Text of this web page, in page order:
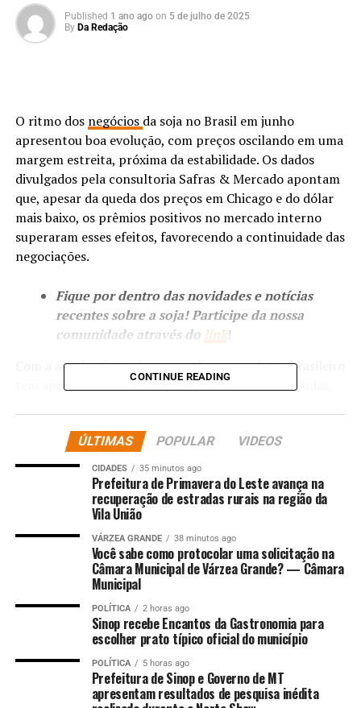
Published 1 ano ago on 5 de julho de 2025
By Da Redação
O ritmo dos negócios da soja no Brasil em junho
apresentou boa evolução, com preços oscilando em uma
margem estreita, próxima da estabilidade. Os dados
divulgados pela consultoria Safras & Mercado apontam
que, apesar da queda dos preços em Chicago e do dólar
mais baixo, os prêmios positivos no mercado interno
superaram esses efeitos, favorecendo a continuidade das
negociações.
Fique por dentro das novidades e notícias
recentes sobre a soja! Participe da nossa
comunidade através do link!
Com a ampla oferta da commodity, o produtor brasileiro
tem aproveitado o momento para avançar nas vendas,
Estados Unidos (USDA) confirmou uma redução na área
plantada naquele país, dentro das expectativas do
mercado e com impacto limitado nas cotações globais.
Conforme o relatório da consultoria, com dados até 4 de
julho, a comercialização da safra brasileira 2024/25 já
alcança 69,8% da produção projetada, avanço em
relação aos 64% registrados em 6 de junho. No mesmo
período do ano passado, o percentual era de 77,5%,
enquanto a média dos últimos cinco anos para o período
é de 82,1%. Considerando uma safra estimada em 172,45
milhões de toneladas, isso equivale a 120,43 milhões de
toneladas comercializadas até agora.
CONTINUE READING
ÚLTIMAS POPULAR VIDEOS
CIDADES 35 minutos ago
Prefeitura de Primavera do Leste avança na
recuperação de estradas rurais na região da
Vila União
VÁRZEA GRANDE 38 minutos ago
Você sabe como protocolar uma solicitação na
Câmara Municipal de Várzea Grande? — Câmara
Municipal
POLÍTICA 2 horas ago
Sinop recebe Encantos da Gastronomia para
escolher prato típico oficial do município
POLÍTICA 5 horas ago
Prefeitura de Sinop e Governo de MT
apresentam resultados de pesquisa inédita